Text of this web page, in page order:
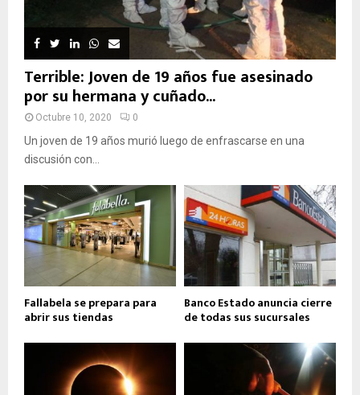
Terrible: Joven de 19 años fue asesinado
por su hermana y cuñado...
Octubre 10, 2020 0
Un joven de 19 años murió luego de enfrascarse en una
discusión con...
Fallabela se prepara para
abrir sus tiendas
Banco Estado anuncia cierre
de todas sus sucursales